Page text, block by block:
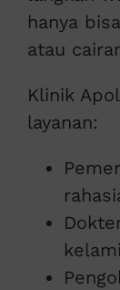
hanya
atau
Klinik
layanan: